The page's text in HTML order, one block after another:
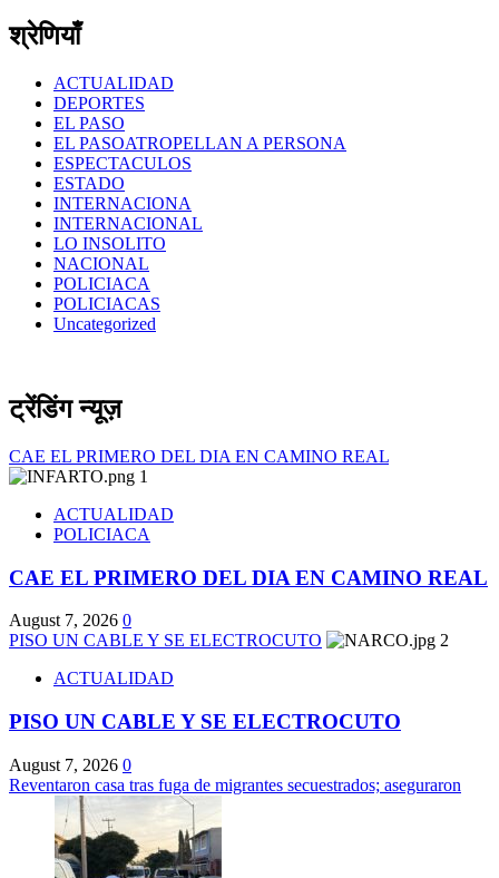
श्रेणियाँ
ACTUALIDAD
DEPORTES
EL PASO
EL PASOATROPELLAN A PERSONA
ESPECTACULOS
ESTADO
INTERNACIONA
INTERNACIONAL
LO INSOLITO
NACIONAL
POLICIACA
POLICIACAS
Uncategorized
ट्रेंडिंग न्यूज़
CAE EL PRIMERO DEL DIA EN CAMINO REAL
1
ACTUALIDAD
POLICIACA
CAE EL PRIMERO DEL DIA EN CAMINO REAL
August 7, 2026 0
PISO UN CABLE Y SE ELECTROCUTO
2
ACTUALIDAD
PISO UN CABLE Y SE ELECTROCUTO
August 7, 2026 0
Reventaron casa tras fuga de migrantes secuestrados; aseguraron